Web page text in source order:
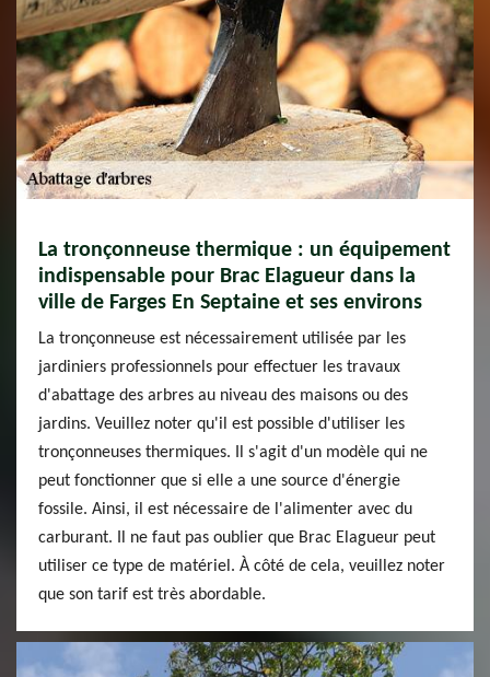
La tronçonneuse thermique : un équipement
indispensable pour Brac Elagueur dans la
ville de Farges En Septaine et ses environs
La tronçonneuse est nécessairement utilisée par les
jardiniers professionnels pour effectuer les travaux
d'abattage des arbres au niveau des maisons ou des
jardins. Veuillez noter qu'il est possible d'utiliser les
tronçonneuses thermiques. Il s'agit d'un modèle qui ne
peut fonctionner que si elle a une source d'énergie
fossile. Ainsi, il est nécessaire de l'alimenter avec du
carburant. Il ne faut pas oublier que Brac Elagueur peut
utiliser ce type de matériel. À côté de cela, veuillez noter
que son tarif est très abordable.